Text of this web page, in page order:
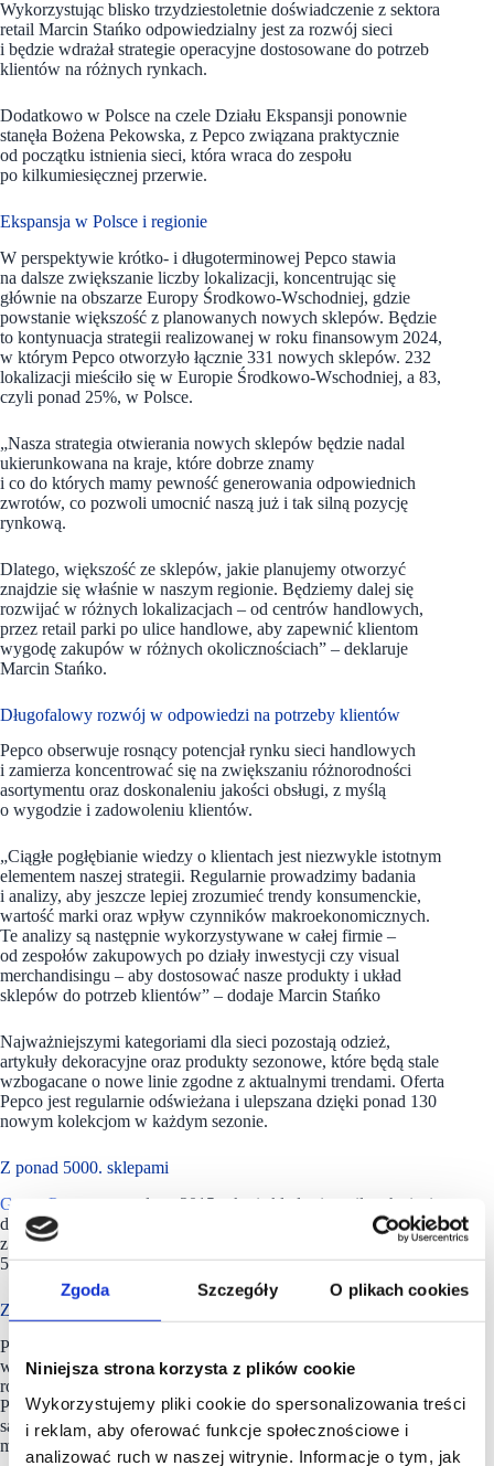
Zgoda Szczegóły O plikach cookies
Niniejsza strona korzysta z plików cookie
Wykorzystujemy pliki cookie do spersonalizowania treści
i reklam, aby oferować funkcje społecznościowe i
analizować ruch w naszej witrynie. Informacje o tym, jak
Wykorzystując blisko trzydziestoletnie doświadczenie z sektora
retail Marcin Stańko odpowiedzialny jest za rozwój sieci
i będzie wdrażał strategie operacyjne dostosowane do potrzeb
klientów na różnych rynkach.
Dodatkowo w Polsce na czele Działu Ekspansji ponownie
stanęła Bożena Pekowska, z Pepco związana praktycznie
od początku istnienia sieci, która wraca do zespołu
po kilkumiesięcznej przerwie.
Ekspansja w Polsce i regionie
W perspektywie krótko- i długoterminowej Pepco stawia
na dalsze zwiększanie liczby lokalizacji, koncentrując się
głównie na obszarze Europy Środkowo-Wschodniej, gdzie
powstanie większość z planowanych nowych sklepów. Będzie
to kontynuacja strategii realizowanej w roku finansowym 2024,
w którym Pepco otworzyło łącznie 331 nowych sklepów. 232
lokalizacji mieściło się w Europie Środkowo-Wschodniej, a 83,
czyli ponad 25%, w Polsce.
„Nasza strategia otwierania nowych sklepów będzie nadal
ukierunkowana na kraje, które dobrze znamy
i co do których mamy pewność generowania odpowiednich
zwrotów, co pozwoli umocnić naszą już i tak silną pozycję
rynkową.
Dlatego, większość ze sklepów, jakie planujemy otworzyć
znajdzie się właśnie w naszym regionie. Będziemy dalej się
rozwijać w różnych lokalizacjach – od centrów handlowych,
przez retail parki po ulice handlowe, aby zapewnić klientom
wygodę zakupów w różnych okolicznościach” – deklaruje
Marcin Stańko.
Długofalowy rozwój w odpowiedzi na potrzeby klientów
Pepco obserwuje rosnący potencjał rynku sieci handlowych
i zamierza koncentrować się na zwiększaniu różnorodności
asortymentu oraz doskonaleniu jakości obsługi, z myślą
o wygodzie i zadowoleniu klientów.
„Ciągłe pogłębianie wiedzy o klientach jest niezwykle istotnym
elementem naszej strategii. Regularnie prowadzimy badania
i analizy, aby jeszcze lepiej zrozumieć trendy konsumenckie,
wartość marki oraz wpływ czynników makroekonomicznych.
Te analizy są następnie wykorzystywane w całej firmie –
od zespołów zakupowych po działy inwestycji czy visual
merchandisingu – aby dostosować nasze produkty i układ
sklepów do potrzeb klientów” – dodaje Marcin Stańko
Najważniejszymi kategoriami dla sieci pozostają odzież,
artykuły dekoracyjne oraz produkty sezonowe, które będą stale
wzbogacane o nowe linie zgodne z aktualnymi trendami. Oferta
Pepco jest regularnie odświeżana i ulepszana dzięki ponad 130
nowym kolekcjom w każdym sezonie.
Z ponad 5000. sklepami
Grupa Pepco
powstała w 2015 roku i składa się z silnych sieci
detalicznych, tzn. Pepco, Dealz i Poundland, współpracujących
z PGS, globalnym dostawcą. Grupa Pepco ma obecnie ponad
5000 sklepów w 20 krajach i zatrudnia ok. 47 000 osób.
Z ponad 3800. sklepami
Pepco, tak zwany value retailer, to jedna z największych
w Europie sieci handlowych, oferujących odzież dla całej
rodziny i artykuły dla domu w bardzo atrakcyjnych cenach.
Po blisko 20 latach nieprzerwanego rozwoju sklepy Pepco
są obecnie odwiedzane przez klientów przeprowadzających 30
milionów transakcji miesięcznie.